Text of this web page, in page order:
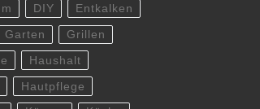
DIY Entkalken
Garten Grillen
Haushalt
Hautpflege